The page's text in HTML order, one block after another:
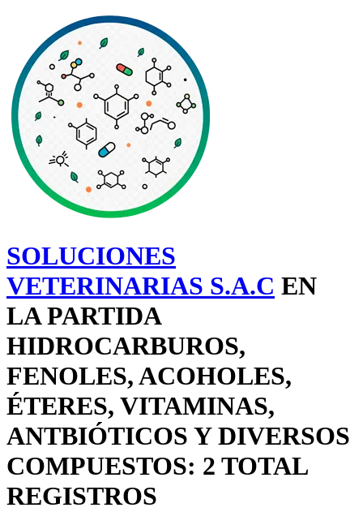
SOLUCIONES
VETERINARIAS S.A.C EN
LA PARTIDA
HIDROCARBUROS,
FENOLES, ACOHOLES,
ÉTERES, VITAMINAS,
ANTBIÓTICOS Y DIVERSOS
COMPUESTOS: 2 TOTAL
REGISTROS